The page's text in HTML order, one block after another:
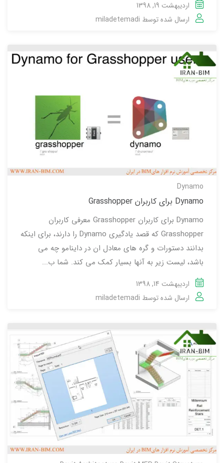
اردیبهشت 19, 1398
ارسال شده توسط miladetemadi
Dynamo
Dynamo برای کاربران Grasshopper
Dynamo برای کاربران Grasshopper معرفی کاربران
Grasshopper که قصد یادگیری Dynamo را دارند، برای اینکه
بدانند دستورات و گره های معادل ان در داینامو چه می
باشد، لیست زیر به آنها بسیار کمک می کند. شما ب...
اردیبهشت 14, 1398
ارسال شده توسط miladetemadi